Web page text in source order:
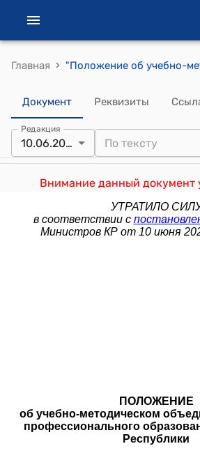
Главная ›
Документ Реквизиты
Редакция
10.06.2025
Внимание данный документ